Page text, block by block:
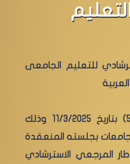
للتعليم الجامعى
صدر القرار الوزاري رقم (592) بتاريخ 11/3/2025 وذلك
بجلسته المنعقدة
باعتماد الاطار المرجعي الاسترشادي